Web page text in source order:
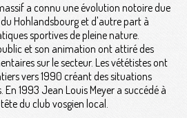
a connu une évolution notoire due
Hohlandsbourg et d'autre part à
sportives de pleine nature.
et son animation ont attiré des
sur le secteur. Les vététistes ont
vers 1990 créant des situations
1993 Jean Louis Meyer a succédé à
du club vosgien local.